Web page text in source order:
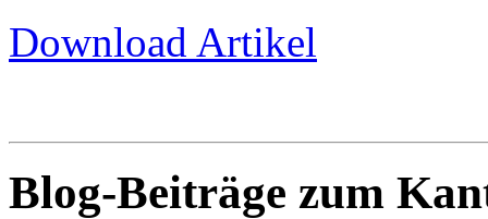
Download Artikel
Blog-Beiträge zum